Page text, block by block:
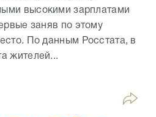
высокими зарплатами
заняв по этому
По данным Росстата, в
жителей...